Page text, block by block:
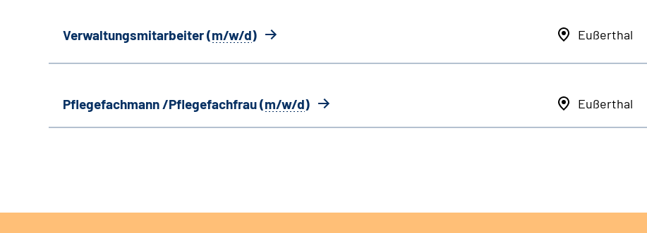
Verwaltungsmitarbeiter (m/w/d) Eußerthal
Pflegefachmann /Pflegefachfrau (m/w/d) Eußerthal